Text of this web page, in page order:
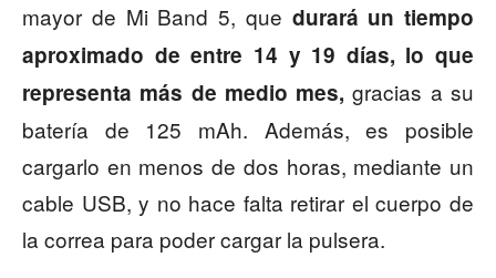
mayor de Mi Band 5, que durará un tiempo
aproximado de entre 14 y 19 días, lo que
representa más de medio mes, gracias a su
batería de 125 mAh. Además, es posible
cargarlo en menos de dos horas, mediante un
cable USB, y no hace falta retirar el cuerpo de
la correa para poder cargar la pulsera.